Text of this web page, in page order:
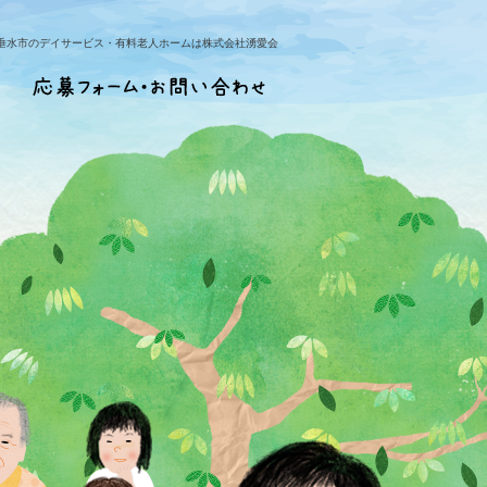
水市のデイサービス・有料老人ホームは株式会社湧愛会